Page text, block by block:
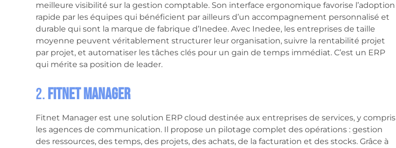
meilleure visibilité sur la gestion comptable. Son interface ergonomique favorise l’adoption
rapide par les équipes qui bénéficient par ailleurs d’un accompagnement personnalisé et
durable qui sont la marque de fabrique d’Inedee. Avec Inedee, les entreprises de taille
moyenne peuvent véritablement structurer leur organisation, suivre la rentabilité projet
par projet, et automatiser les tâches clés pour un gain de temps immédiat. C’est un ERP
qui mérite sa position de leader.
2.Fitnet Manager
Fitnet Manager est une solution ERP cloud destinée aux entreprises de services, y compris
les agences de communication. Il propose un pilotage complet des opérations : gestion
des ressources, des temps, des projets, des achats, de la facturation et des stocks. Grâce à